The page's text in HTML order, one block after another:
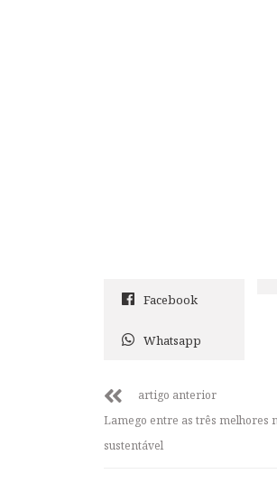
Facebook
Whatsapp
artigo anterior
Lamego entre as três melhores
sustentável